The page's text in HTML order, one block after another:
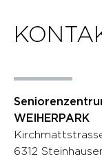
WEIHERPARK
6312